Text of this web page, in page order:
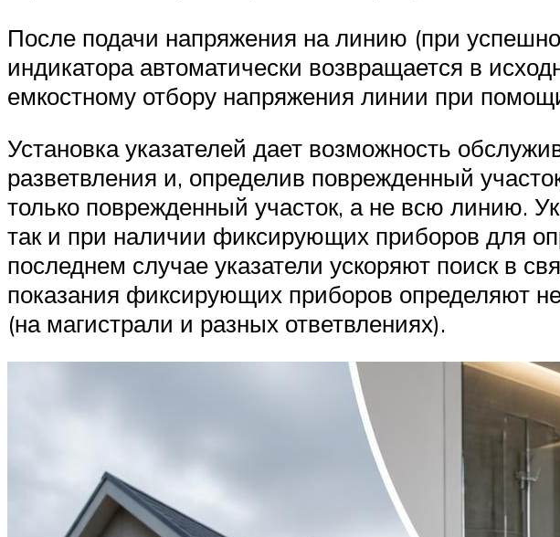
После подачи напряжения на линию (при
индикатора автоматически возвращается в
емкостному отбору напряжения линии при
Установка указателей дает возможность
разветвления и, определив поврежденный
только поврежденный участок, а не всю линию.
так и при наличии фиксирующих приборов для
последнем случае указатели ускоряют поиск в
показания фиксирующих приборов определяют не
(на магистрали и разных ответвлениях).